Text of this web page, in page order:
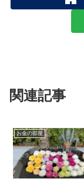
関連記事
お金の部屋